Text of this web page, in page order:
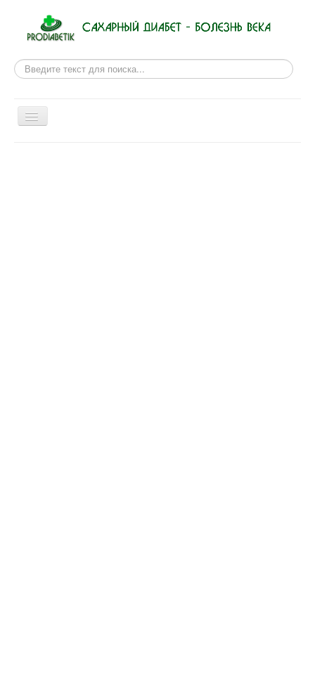
Поиск
Включить/
выключить